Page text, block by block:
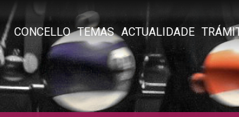
CONCELLO TEMAS ACTUALIDADE